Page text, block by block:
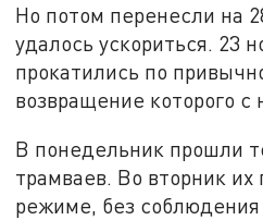
Но потом перенесли на
удалось ускориться. 23
прокатились по
возвращение которого
В понедельник прошли
трамваев. Во вторник
режиме, без соблюдения